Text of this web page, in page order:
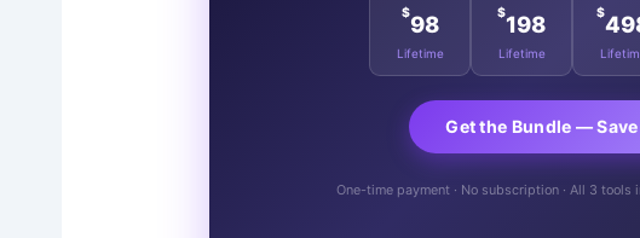
$98
Lifetime
$198
Lifetime
$
Get the Bundle —
One-time payment · No subscription · All 3 tools